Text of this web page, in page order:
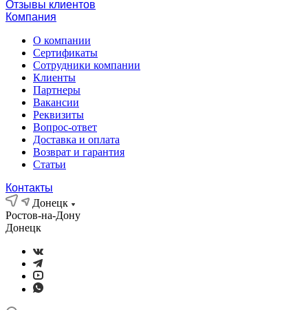
Отзывы клиентов
Компания
О компании
Сертификаты
Сотрудники компании
Клиенты
Партнеры
Вакансии
Реквизиты
Вопрос-ответ
Доставка и оплата
Возврат и гарантия
Статьи
Контакты
Донецк
Ростов-на-Дону
Донецк